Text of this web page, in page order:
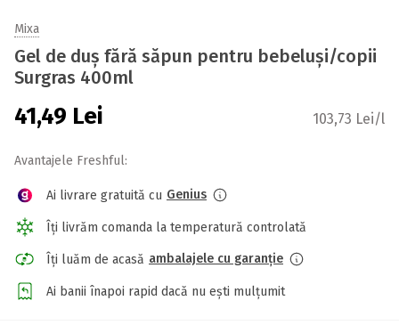
Mixa
Gel de duș fără săpun pentru bebeluși/copii
Surgras 400ml
41,49 Lei 103,73 Lei/l
Avantajele Freshful:
Ai livrare gratuită cu Genius
Îți livrăm comanda la temperatură controlată
Îți luăm de acasă ambalajele cu garanție
Ai banii înapoi rapid dacă nu ești mulțumit